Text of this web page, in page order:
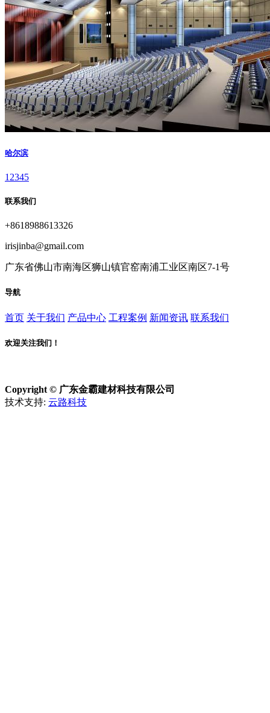
哈尔滨
1 2345
联系我们
+8618988613326
irisjinba@gmail.com
广东省佛山市南海区狮山镇官窑南浦工业区南区7-1号
导航
首页 关于我们 产品中心 工程案例 新闻资讯 联系我们
欢迎关注我们！
Copyright © 广东金霸建材科技有限公司
技术支持: 云路科技